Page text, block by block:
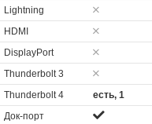
Lightning
HDMI
DisplayPort
Thunderbolt 3
Thunderbolt 4
есть, 1
Док-порт